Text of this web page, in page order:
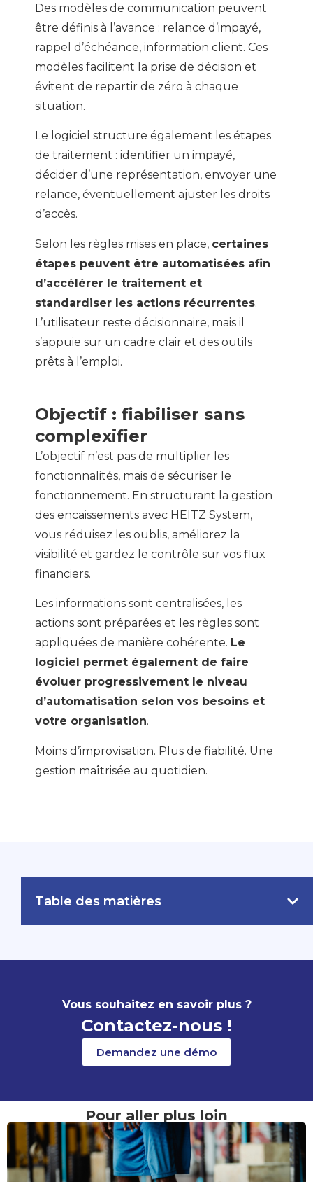
Des modèles de communication peuvent
être définis à l’avance : relance d’impayé,
rappel d’échéance, information client. Ces
modèles facilitent la prise de décision et
évitent de repartir de zéro à chaque
situation.
Le logiciel structure également les étapes
de traitement : identifier un impayé,
décider d’une représentation, envoyer une
relance, éventuellement ajuster les droits
d’accès.
Selon les règles mises en place, certaines
étapes peuvent être automatisées afin
d’accélérer le traitement et
standardiser les actions récurrentes.
L’utilisateur reste décisionnaire, mais il
s’appuie sur un cadre clair et des outils
prêts à l’emploi.
Objectif : fiabiliser sans
complexifier
L’objectif n’est pas de multiplier les
fonctionnalités, mais de sécuriser le
fonctionnement. En structurant la gestion
des encaissements avec HEITZ System,
vous réduisez les oublis, améliorez la
visibilité et gardez le contrôle sur vos flux
financiers.
Les informations sont centralisées, les
actions sont préparées et les règles sont
appliquées de manière cohérente. Le
logiciel permet également de faire
évoluer progressivement le niveau
d’automatisation selon vos besoins et
votre organisation.
Moins d’improvisation. Plus de fiabilité. Une
gestion maîtrisée au quotidien.
Table des matières
Vous souhaitez en savoir plus ?
Contactez-nous !
Demandez une démo
Pour aller plus loin